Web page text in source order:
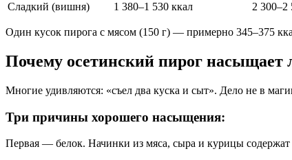
Сладкий (вишня)
1 380–1 530 ккал 2 300–2
Один кусок пирога с мясом (150 г) — примерно 345–375
Почему осетинский пирог насыщает
Многие удивляются: «съел два куска и сыт». Дело не в
Три причины хорошего насыщения:
Первая — белок. Начинки из мяса, сыра и курицы